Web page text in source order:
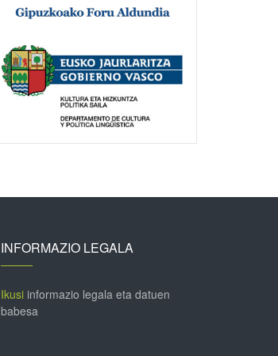
INFORMAZIO LEGALA
Ikusiinformazio legala eta datuen
babesa